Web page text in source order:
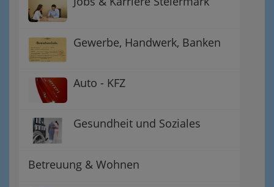
Gewerbe, Handwerk, Banken
Auto - KFZ
Gesundheit und Soziales
Betreuung & Wohnen